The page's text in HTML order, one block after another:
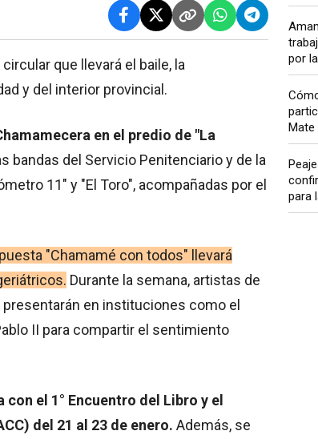
que llevará el baile, la
y del interior provincial.
en el predio de "La
bandas del Servicio Penitenciario y de la
11" y "El Toro", acompañadas por el
"Chamamé con todos" llevará
Durante la semana, artistas de
en instituciones como el
II para compartir el sentimiento
el 1° Encuentro del Libro y el
del 21 al 23 de enero. Además, se
por
Mate
para